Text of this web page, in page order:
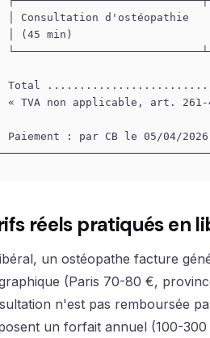
│ │ Consultation d'ostéopathie
│ │ (45 min)
│
│ Total
│ « TVA non applicable, art.
│ Paiement : par CB le 05/04/
réels pratiqués en
un ostéopathe facture
(Paris 70-80 €,
n'est pas remboursée
un forfait annuel (100-300